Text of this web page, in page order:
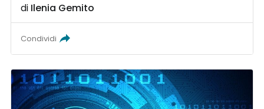
di Ilenia Gemito
Condividi